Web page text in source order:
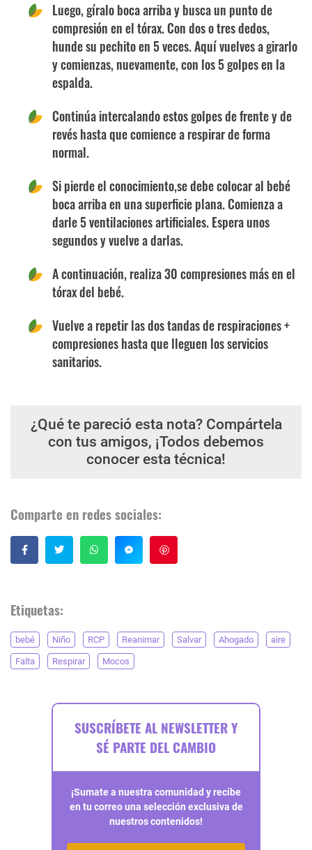
Luego, gíralo boca arriba y busca un punto de
compresión en el tórax. Con dos o tres dedos,
hunde su pechito en 5 veces. Aquí vuelves a girarlo
y comienzas, nuevamente, con los 5 golpes en la
espalda.
Continúa intercalando estos golpes de frente y de
revés hasta que comience a respirar de forma
normal.
Si pierde el conocimiento,se debe colocar al bebé
boca arriba en una superficie plana. Comienza a
darle 5 ventilaciones artificiales. Espera unos
segundos y vuelve a darlas.
A continuación, realiza 30 compresiones más en el
tórax del bebé.
Vuelve a repetir las dos tandas de respiraciones +
compresiones hasta que lleguen los servicios
sanitarios.
¿Qué te pareció esta nota? Compártela
con tus amigos, ¡Todos debemos
conocer esta técnica!
Comparte en redes sociales:
Etiquetas:
bebé Niño RCP Reanimar Salvar Ahogado aire
Falta Respirar Mocos
SUSCRÍBETE AL NEWSLETTER Y
SÉ PARTE DEL CAMBIO
¡Sumate a nuestra comunidad y recibe
en tu correo una selección exclusiva de
nuestros contenidos!